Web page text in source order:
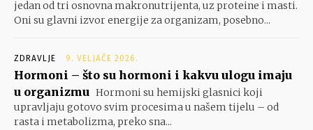
jedan od tri osnovna makronutrijenta, uz proteine i masti.
Oni su glavni izvor energije za organizam, posebno...
ZDRAVLJE 9. VELJAČE 2026.
Hormoni – što su hormoni i kakvu ulogu imaju
u organizmu Hormoni su hemijski glasnici koji
upravljaju gotovo svim procesima u našem tijelu – od
rasta i metabolizma, preko sna...